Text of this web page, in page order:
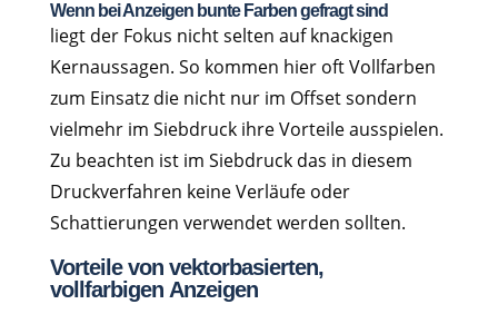
Wenn bei Anzeigen bunte Farben gefragt sind
liegt der Fokus nicht selten auf knackigen
Kernaussagen. So kommen hier oft Vollfarben
zum Einsatz die nicht nur im Offset sondern
vielmehr im Siebdruck ihre Vorteile ausspielen.
Zu beachten ist im Siebdruck das in diesem
Druckverfahren keine Verläufe oder
Schattierungen verwendet werden sollten.
Vorteile von vektorbasierten,
vollfarbigen Anzeigen